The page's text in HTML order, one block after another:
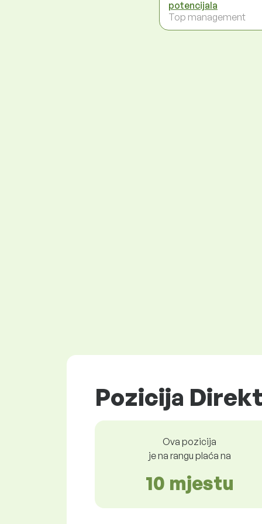
potencijala
Top management
Pozicija
Ova pozicija
je na rangu plaća na
10 mjestu